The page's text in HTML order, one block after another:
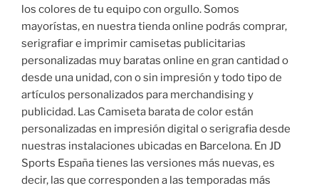
los colores de tu equipo con orgullo. Somos
mayorístas, en nuestra tienda online podrás comprar,
serigrafiar e imprimir camisetas publicitarias
personalizadas muy baratas online en gran cantidad o
desde una unidad, con o sin impresión y todo tipo de
artículos personalizados para merchandising y
publicidad. Las Camiseta barata de color están
personalizadas en impresión digital o serigrafia desde
nuestras instalaciones ubicadas en Barcelona. En JD
Sports España tienes las versiones más nuevas, es
decir, las que corresponden a las temporadas más